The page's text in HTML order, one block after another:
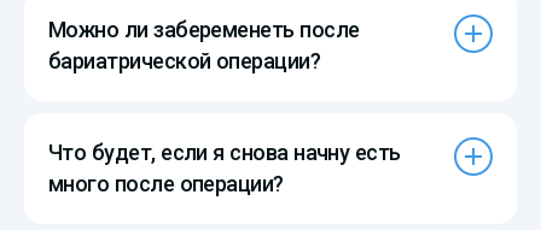
Можно ли забеременеть после
бариатрической операции?
Что будет, если я снова начну есть
много после операции?